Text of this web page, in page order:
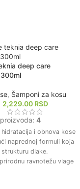
deep care
, Šamponi za kosu
2,229.00 RSD
4
hidratacija i obnova kose
naprednoj formuli koja
dlake.
ravnotežu vlage
je mekom i sjajnom.